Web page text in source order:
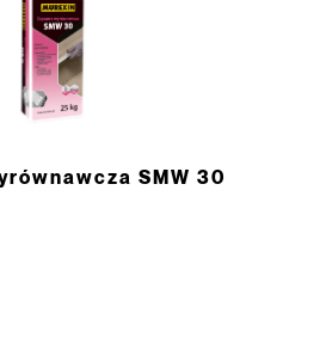
SMW 30